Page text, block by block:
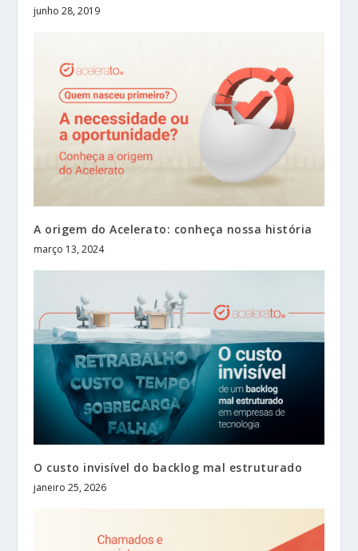
junho 28, 2019
A origem do Acelerato: conheça nossa história
março 13, 2024
O custo invisível do backlog mal estruturado
janeiro 25, 2026